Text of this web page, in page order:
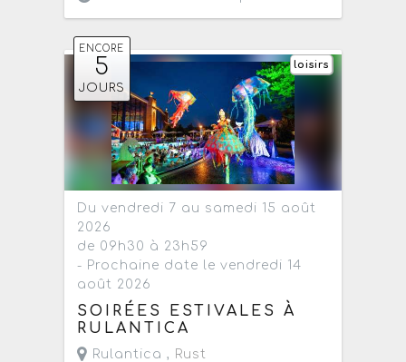
ENCORE
5
JOURS
loisirs
Du vendredi 7 au samedi 15 août
2026
de 09h30 à 23h59
- Prochaine date le vendredi 14
août 2026
SOIRÉES ESTIVALES À
RULANTICA
Rulantica , Rust